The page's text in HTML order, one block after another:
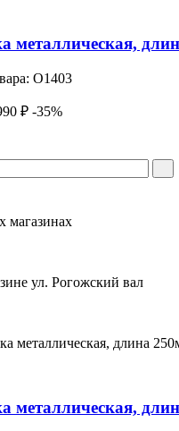
металлическая,
O1403
₽ -35%
магазинах
ул. Рогожский вал
металлическая,